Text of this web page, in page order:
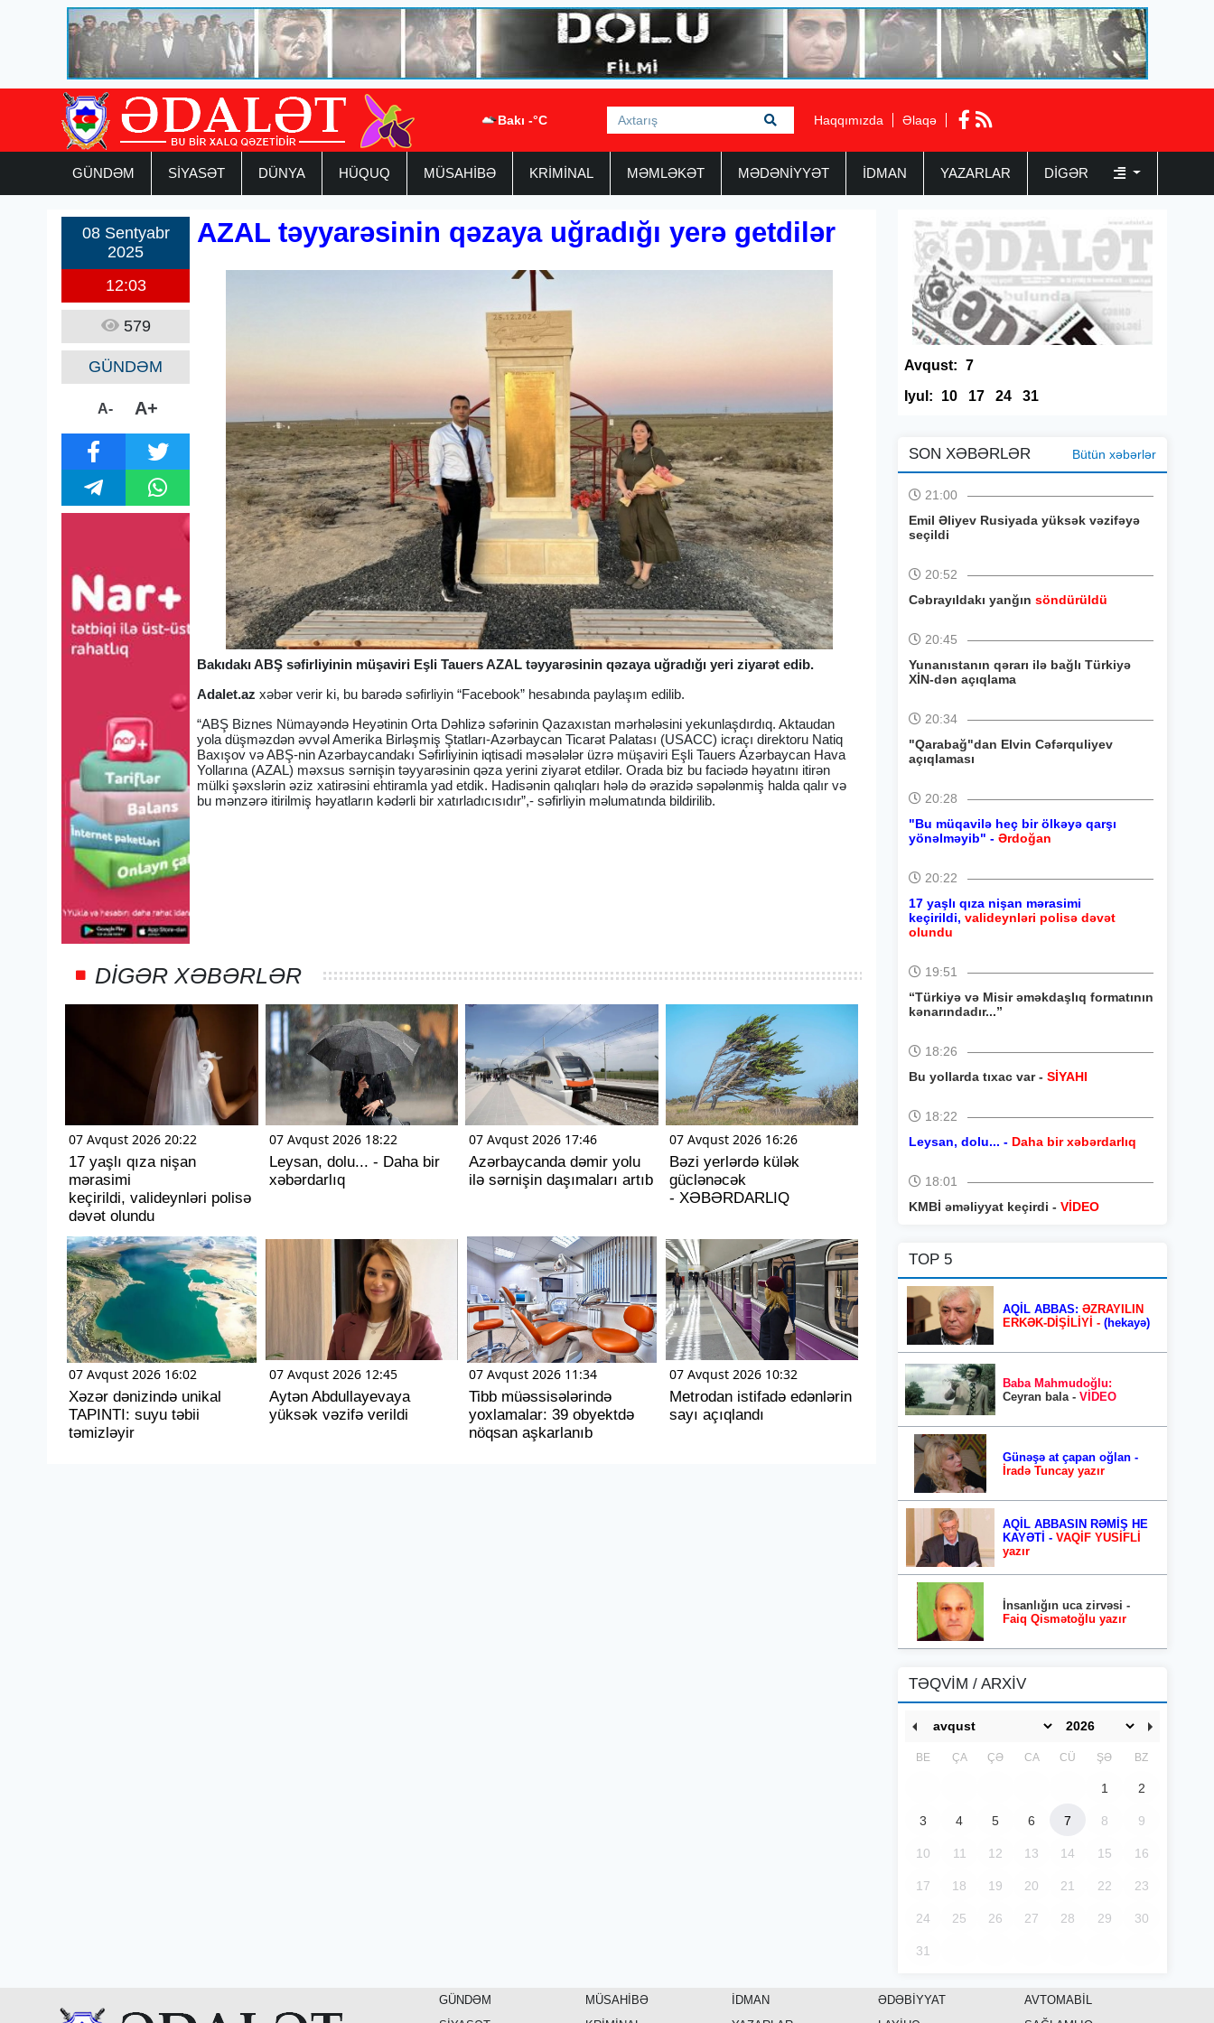
Bakı -°C Haqqımızda Əlaqə
GÜNDƏM SİYASƏT DÜNYA HÜQUQ MÜSAHİBƏ KRİMİNAL MƏMLƏKƏT MƏDƏNİYYƏT İDMAN YAZARLAR DIGƏR
08 Sentyabr
2025
12:03
579
GÜNDƏM
A- A+
AZAL təyyarəsinin qəzaya uğradığı yerə getdilər
Bakıdakı ABŞ səfirliyinin müşaviri Eşli Tauers AZAL təyyarəsinin qəzaya uğradığı yeri ziyarət edib.
Adalet.azxəbər verir ki, bu barədə səfirliyin “Facebook” hesabında paylaşım edilib.
“ABŞ Biznes Nümayəndə Heyətinin Orta Dəhlizə səfərinin Qazaxıstan mərhələsini yekunlaşdırdıq. Aktaudan
yola düşməzdən əvvəl Amerika Birləşmiş Ştatları-Azərbaycan Ticarət Palatası (USACC) icraçı direktoru Natiq
Baxışov və ABŞ-nin Azərbaycandakı Səfirliyinin iqtisadi məsələlər üzrə müşaviri Eşli Tauers Azərbaycan Hava
Yollarına (AZAL) məxsus sərnişin təyyarəsinin qəza yerini ziyarət etdilər. Orada biz bu faciədə həyatını itirən
mülki şəxslərin əziz xatirəsini ehtiramla yad etdik. Hadisənin qalıqları hələ də ərazidə səpələnmiş halda qalır və
bu mənzərə itirilmiş həyatların kədərli bir xatırladıcısıdır”,- səfirliyin məlumatında bildirilib.
DIGƏR XƏBƏRLƏR
07 Avqust 2026 20:22
17 yaşlı qıza nişan
mərasimi
keçirildi, valideynləri polisə
dəvət olundu
07 Avqust 2026 18:22
Leysan, dolu... - Daha bir
xəbərdarlıq
07 Avqust 2026 17:46
Azərbaycanda dəmir yolu
ilə sərnişin daşımaları artıb
07 Avqust 2026 16:26
Bəzi yerlərdə külək
güclənəcək
- XƏBƏRDARLIQ
07 Avqust 2026 16:02
Xəzər dənizində unikal
TAPINTI: suyu təbii
təmizləyir
07 Avqust 2026 12:45
Aytən Abdullayevaya
yüksək vəzifə verildi
07 Avqust 2026 11:34
Tibb müəssisələrində
yoxlamalar: 39 obyektdə
nöqsan aşkarlanıb
07 Avqust 2026 10:32
Metrodan istifadə edənlərin
sayı açıqlandı
Avqust: 7
Iyul:
10 17 24 31
SON XƏBƏRLƏR Bütün xəbərlər
21:00
Emil Əliyev Rusiyada yüksək vəzifəyə
seçildi
20:52
Cəbrayıldakı yanğın söndürüldü
20:45
Yunanıstanın qərarı ilə bağlı Türkiyə
XİN-dən açıqlama
20:34
"Qarabağ"dan Elvin Cəfərquliyev
açıqlaması
20:28
"Bu müqavilə heç bir ölkəyə qarşı
yönəlməyib" - Ərdoğan
20:22
17 yaşlı qıza nişan mərasimi
keçirildi, valideynləri polisə dəvət
olundu
19:51
“Türkiyə və Misir əməkdaşlıq formatının
kənarındadır...”
18:26
Bu yollarda tıxac var - SİYAHI
18:22
Leysan, dolu... - Daha bir xəbərdarlıq
18:01
KMBİ əməliyyat keçirdi - VİDEO
TOP 5
AQİL ABBAS: ƏZRAYILIN
ERKƏK-DİŞİLİYİ - (hekayə)
Baba Mahmudoğlu:
Ceyran bala - VİDEO
Günəşə at çapan oğlan -
İradə Tuncay yazır
AQİL ABBASIN RƏMİŞ HE
KAYƏTİ - VAQİF YUSİFLİ
yazır
İnsanlığın uca zirvəsi -
Faiq Qismətoğlu yazır
TƏQVİM / ARXİV
BE ÇA ÇƏ CA CÜ ŞƏ BZ
1 2
3 4 5 6 7 8 9
10 11 12 13 14 15 16
17 18 19 20 21 22 23
24 25 26 27 28 29 30
31
GÜNDƏM
MÜSAHİBƏ
İDMAN
ƏDƏBİYYAT
AVTOMABİL